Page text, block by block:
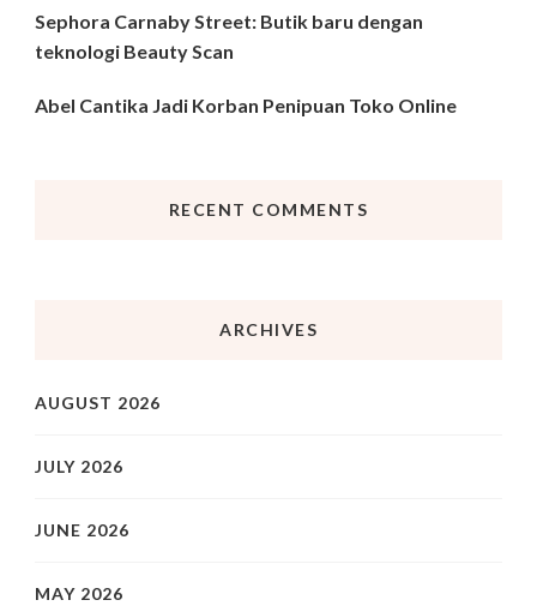
Sephora Carnaby Street: Butik baru dengan
teknologi Beauty Scan
Abel Cantika Jadi Korban Penipuan Toko Online
RECENT COMMENTS
ARCHIVES
AUGUST 2026
JULY 2026
JUNE 2026
MAY 2026